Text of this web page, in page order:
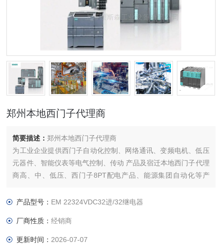
郑州本地西门子代理商
简要描述：郑州本地西门子代理商
为工业企业提供西门子自动化控制、网络通讯、变频电机、低压
元器件、智能仪表等电气控制、传动 产品及宿迁本地西门子代理
商高、中、低压、西门子8PT配电产品、能源集团自动化等产
本公司专业销售西门子各系列产品，为工业企业提供西门子自动
制、传动 产品及高、中、低压
产品型号： EM 22324VDC32进/32继电器
厂商性质：经销商
更新时间： 2026-07-07